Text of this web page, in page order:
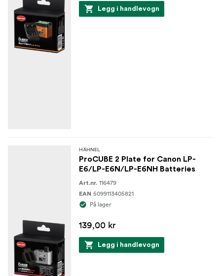
Legg i handlevogn
HÄHNEL
ProCUBE 2 Plate for Canon LP-
E6/LP-E6N/LP-E6NH Batteries
Art.nr. 116479
EAN 5099113405821
På lager
139,00 kr
Legg i handlevogn